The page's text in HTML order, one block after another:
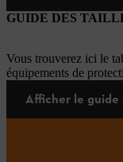
GUIDE DES
Vous trouverez ici le
équipements de
Afficher le guide